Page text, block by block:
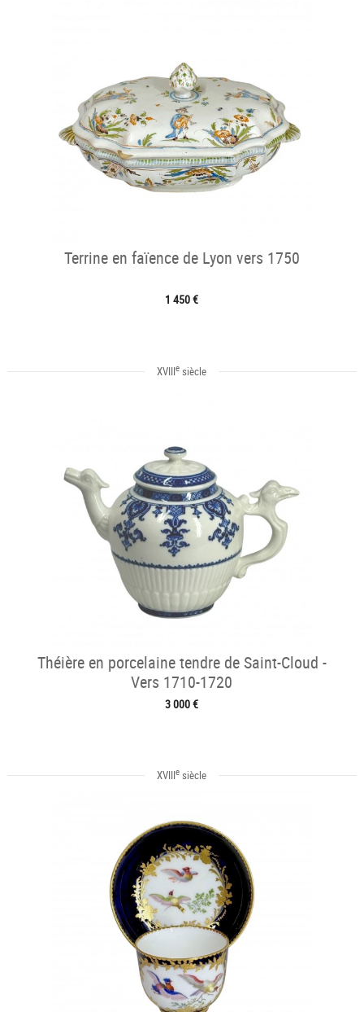
Terrine en faïence de Lyon vers 1750
1 450 €
XVIIIe siècle
Théière en porcelaine tendre de Saint-Cloud -
Vers 1710-1720
3 000 €
XVIIIe siècle